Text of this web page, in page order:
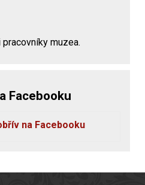
muzea.
Facebooku
na Facebooku